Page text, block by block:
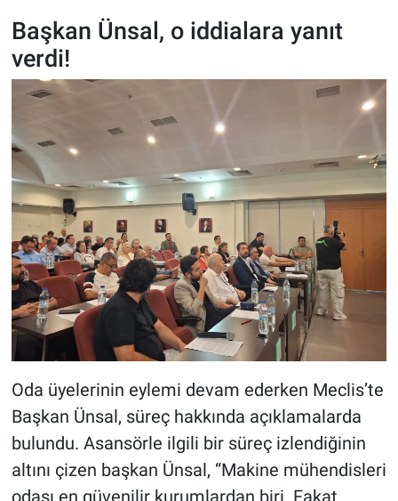
Başkan Ünsal, o iddialara yanıt
verdi!
Oda üyelerinin eylemi devam ederken Meclis’te
Başkan Ünsal, süreç hakkında açıklamalarda
bulundu. Asansörle ilgili bir süreç izlendiğinin
altını çizen başkan Ünsal, “Makine mühendisleri